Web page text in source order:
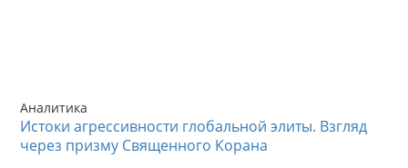
Аналитика
Истоки агрессивности глобальной элиты. Взгляд
через призму Священного Корана